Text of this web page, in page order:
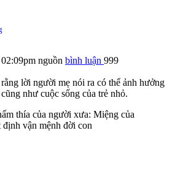
nguồn bình luận 999
lời người mẹ nói ra có thể ảnh hưởng
như cuộc sống của trẻ nhỏ.